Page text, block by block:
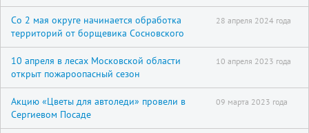
Со 2 мая округе начинается обработка
территорий от борщевика Сосновского
28 апреля 2024 года
10 апреля в лесах Московской области
открыт пожароопасный сезон
10 апреля 2023 года
Акцию «Цветы для автоледи» провели в
Сергиевом Посаде
09 марта 2023 года